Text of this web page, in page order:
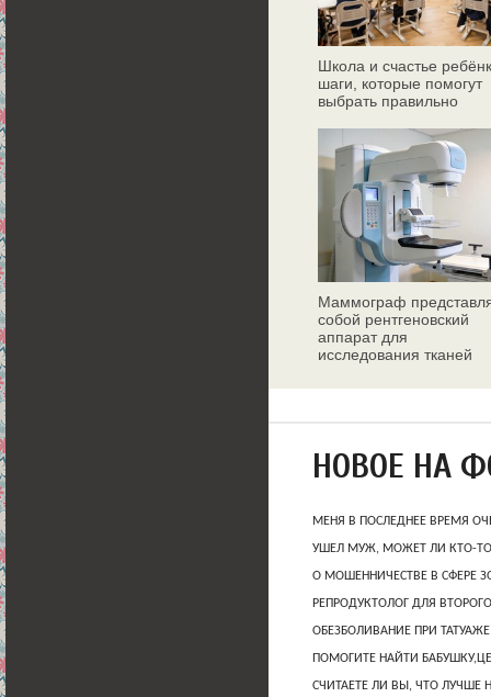
Школа и счастье
шаги, которые помогут
выбрать правильно
Маммограф
собой рентгеновский
аппарат для
исследования тканей
НОВОЕ НА
МЕНЯ В ПОСЛЕДНЕЕ ВРЕМЯ
УШЕЛ МУЖ, МОЖЕТ ЛИ КТО-ТО
О МОШЕННИЧЕСТВЕ В СФЕРЕ
РЕПРОДУКТОЛОГ ДЛЯ
ОБЕЗБОЛИВАНИЕ ПРИ
ПОМОГИТЕ НАЙТИ
СЧИТАЕТЕ ЛИ ВЫ, ЧТО ЛУЧШЕ